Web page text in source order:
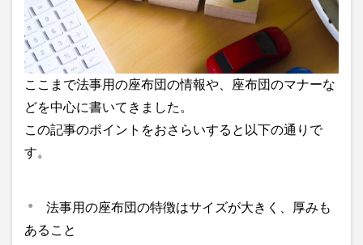
ここまで法事用の座布団の情報や、座布団のマナーな
どを中心に書いてきました。
この記事のポイントをおさらいすると以下の通りで
す。
法事用の座布団の特徴はサイズが大きく、厚みも
あること